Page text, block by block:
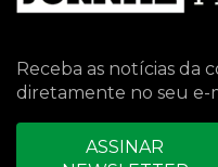
Receba as notícias da
diretamente no seu e-
ASSINAR